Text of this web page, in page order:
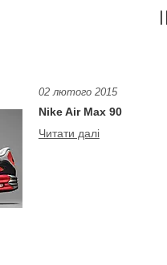
02 лютого 2015
Nike Air Max 90